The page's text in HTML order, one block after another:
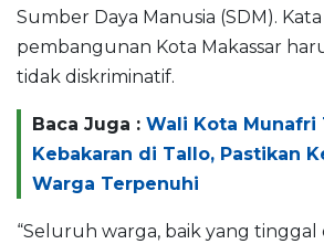
Sumber Daya Manusia (SDM).
pembangunan Kota Makassar
tidak diskriminatif.
Baca Juga : Wali Kota Munafri
Kebakaran di Tallo, Pastikan
Warga Terpenuhi
“Seluruh warga, baik yang